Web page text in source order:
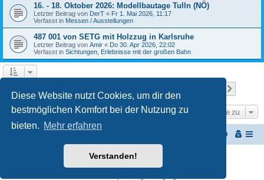
Diese Website nutzt Cookies, um dir den
bestmöglichen Komfort bei der Nutzung zu
bieten. Mehr erfahren
Verstanden!
16. - 18. Oktober 2026: Modellbautage Tulln (NÖ)
Letzter Beitrag von DerT « Fr 1. Mai 2026, 11:17
Verfasst in Messen / Ausstellungen
487 001 von SETG mit Holzzug in Karlsruhe
Letzter Beitrag von Amir « Do 30. Apr 2026, 22:02
Verfasst in Sichtungen, Erlebnisse mit der großen Bahn
Gehe zu
Powered byphpBB® Forum Software © phpBB Limited
WireSys